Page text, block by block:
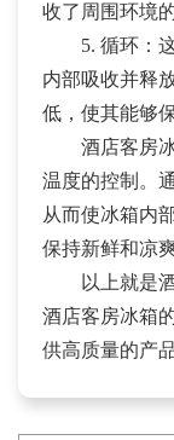
收了周围环境
5. 循环：这
内部吸收并释
低，使其能够
酒店客房冰
温度的控制。
从而使冰箱内
保持新鲜和凉爽
以上就是酒
酒店客房冰箱
供高质量的产